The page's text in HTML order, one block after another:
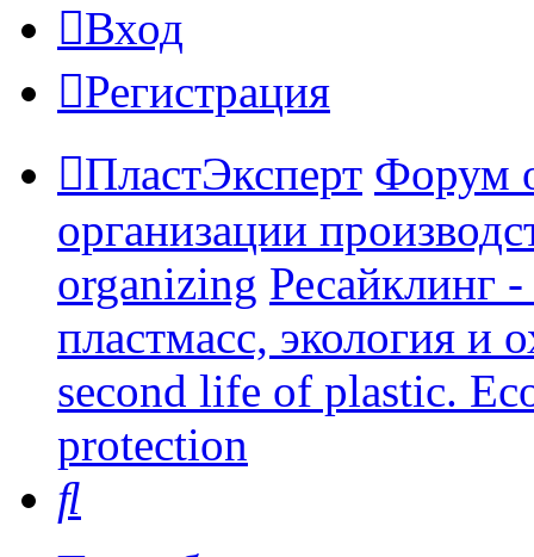
Вход
Регистрация
ПластЭксперт Форум
организации
organizing Ресайклинг
пластмасс, экология и
second life of plastic.
protection